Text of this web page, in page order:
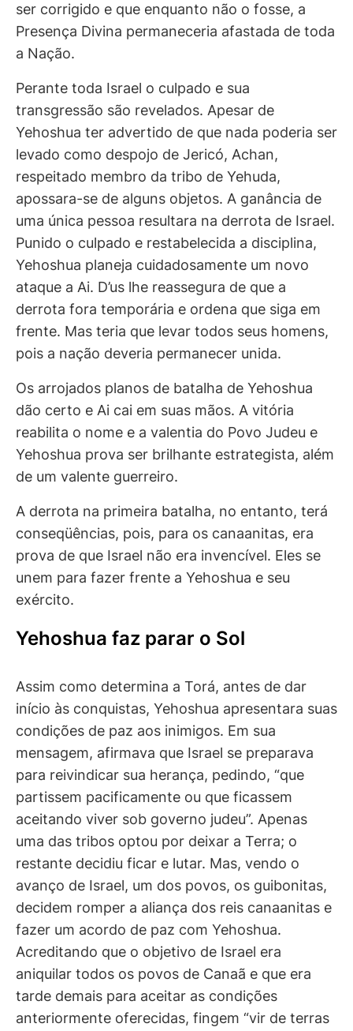
ser corrigido e que enquanto não o fosse, a
Presença Divina permaneceria afastada de toda
a Nação.
Perante toda Israel o culpado e sua
transgressão são revelados. Apesar de
Yehoshua ter advertido de que nada poderia ser
levado como despojo de Jericó, Achan,
respeitado membro da tribo de Yehuda,
apossara-se de alguns objetos. A ganância de
uma única pessoa resultara na derrota de Israel.
Punido o culpado e restabelecida a disciplina,
Yehoshua planeja cuidadosamente um novo
ataque a Ai. D’us lhe reassegura de que a
derrota fora temporária e ordena que siga em
frente. Mas teria que levar todos seus homens,
pois a nação deveria permanecer unida.
Os arrojados planos de batalha de Yehoshua
dão certo e Ai cai em suas mãos. A vitória
reabilita o nome e a valentia do Povo Judeu e
Yehoshua prova ser brilhante estrategista, além
de um valente guerreiro.
A derrota na primeira batalha, no entanto, terá
conseqüências, pois, para os canaanitas, era
prova de que Israel não era invencível. Eles se
unem para fazer frente a Yehoshua e seu
exército.
Yehoshua faz parar o Sol
Assim como determina a Torá, antes de dar
início às conquistas, Yehoshua apresentara suas
condições de paz aos inimigos. Em sua
mensagem, afirmava que Israel se preparava
para reivindicar sua herança, pedindo, “que
partissem pacificamente ou que ficassem
aceitando viver sob governo judeu”. Apenas
uma das tribos optou por deixar a Terra; o
restante decidiu ficar e lutar. Mas, vendo o
avanço de Israel, um dos povos, os guibonitas,
decidem romper a aliança dos reis canaanitas e
fazer um acordo de paz com Yehoshua.
Acreditando que o objetivo de Israel era
aniquilar todos os povos de Canaã e que era
tarde demais para aceitar as condições
anteriormente oferecidas, fingem “vir de terras